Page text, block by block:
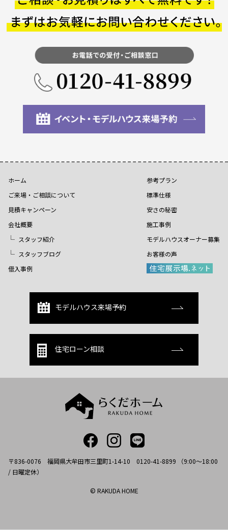
ホーム
ご来場・ご相談について
見積キャンペーン
会社概要
スタッフ紹介
スタッフブログ
借入事例
参考プラン
標準仕様
安さの秘密
施工事例
モデルハウスオーナー募集
お客様の声
モデルハウス来場予約
住宅ローン相談
〒836-0076 福岡県大牟田市三里町1-14-10 0120-41-8899 （9:00～18:00
/ 日曜定休）
© RAKUDA HOME